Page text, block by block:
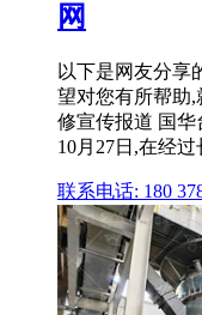
网
以下是网友分享
望对您有所帮助
修宣传报道 国
10月27日,在经
联系电话: 180